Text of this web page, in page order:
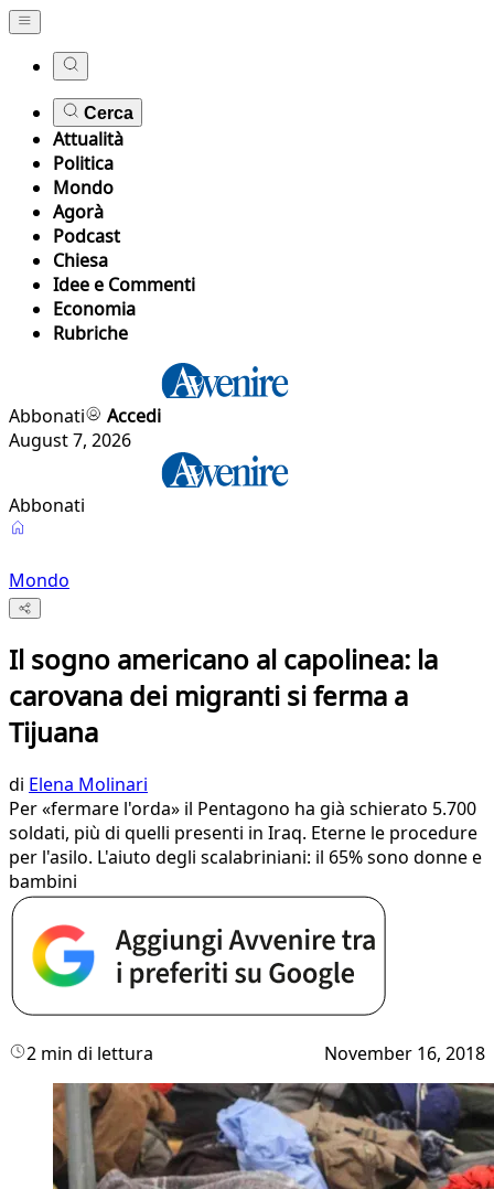
Cerca
Attualità
Politica
Mondo
Agorà
Podcast
Chiesa
Idee e Commenti
Economia
Rubriche
Abbonati
Accedi
August 7, 2026
Abbonati
Mondo
Il sogno americano al capolinea: la
carovana dei migranti si ferma a
Tijuana
di Elena Molinari
Per «fermare l'orda» il Pentagono ha già schierato 5.700
soldati, più di quelli presenti in Iraq. Eterne le procedure
per l'asilo. L'aiuto degli scalabriniani: il 65% sono donne e
bambini
2 min di lettura November 16, 2018